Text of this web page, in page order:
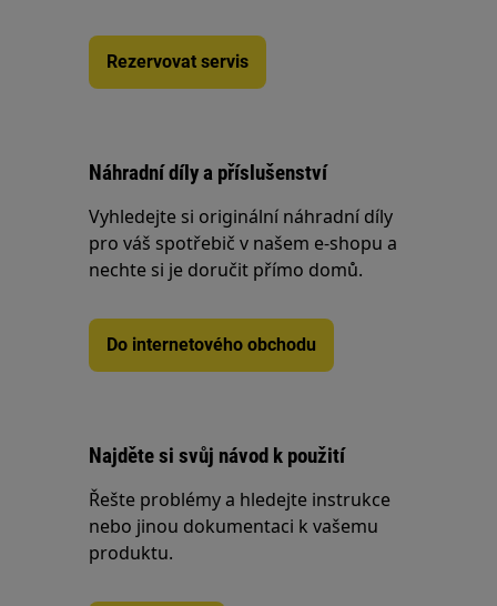
Rezervovat servis
Náhradní díly a příslušenství
Vyhledejte si originální náhradní díly
pro váš spotřebič v našem e-shopu a
nechte si je doručit přímo domů.
Do internetového obchodu
Najděte si svůj návod k použití
Řešte problémy a hledejte instrukce
nebo jinou dokumentaci k vašemu
produktu.